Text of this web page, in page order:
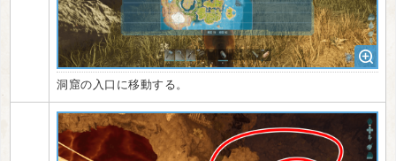
洞窟の入口に移動する。